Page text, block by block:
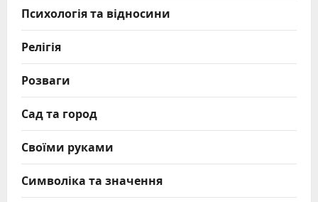
Психологія та відносини
Релігія
Розваги
Сад та город
Своїми руками
Символіка та значення